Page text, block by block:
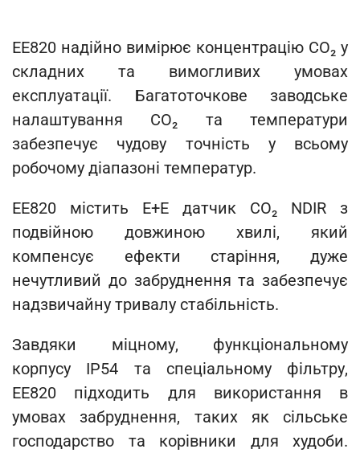
EE820 надійно вимірює концентрацію CO₂ у
складних та вимогливих умовах
експлуатації. Багатоточкове заводське
налаштування CO₂ та температури
забезпечує чудову точність у всьому
робочому діапазоні температур.
EE820 містить E+E датчик CO₂ NDIR з
подвійною довжиною хвилі, який
компенсує ефекти старіння, дуже
нечутливий до забруднення та забезпечує
надзвичайну тривалу стабільність.
Завдяки міцному, функціональному
корпусу IP54 та спеціальному фільтру,
EE820 підходить для використання в
умовах забруднення, таких як сільське
господарство та корівники для худоби.